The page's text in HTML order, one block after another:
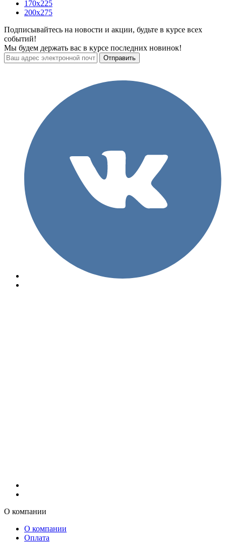
170х225
200х275
Подписывайтесь на новости и акции, будьте в курсе всех
событий!
Мы будем держать вас в курсе последних новинок!
О компании
О компании
Оплата